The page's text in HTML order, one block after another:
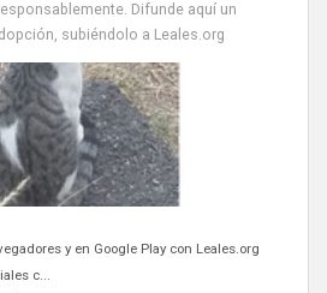
Difunde aquí un
subiéndolo a Leales.org
de 4 años,esterilizada con marca de
miedosa,e...